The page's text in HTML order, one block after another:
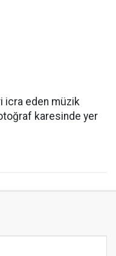
icra eden müzik
karesinde yer